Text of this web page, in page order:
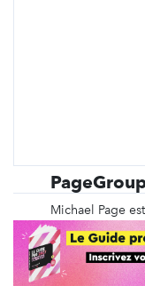
Michael Page
spécialisé
recrutement en
transition, ainsi
des